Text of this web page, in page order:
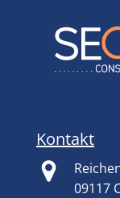
Kontakt
09117